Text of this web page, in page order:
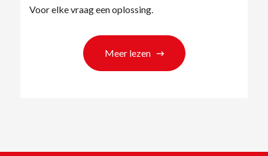
Voor elke vraag een oplossing.
Meer lezen